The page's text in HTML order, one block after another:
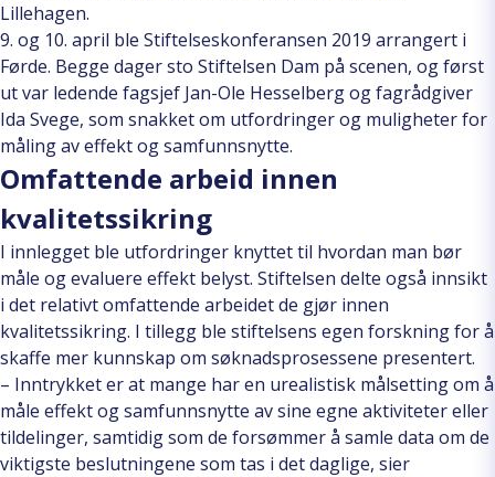
Lillehagen.
9. og 10. april ble Stiftelseskonferansen 2019 arrangert i
Førde. Begge dager sto Stiftelsen Dam på scenen, og først
ut var ledende fagsjef Jan-Ole Hesselberg og fagrådgiver
Ida Svege, som snakket om utfordringer og muligheter for
måling av effekt og samfunnsnytte.
Omfattende arbeid innen
kvalitetssikring
I innlegget ble utfordringer knyttet til hvordan man bør
måle og evaluere effekt belyst. Stiftelsen delte også innsikt
i det relativt omfattende arbeidet de gjør innen
kvalitetssikring. I tillegg ble stiftelsens egen forskning for å
skaffe mer kunnskap om søknadsprosessene presentert.
– Inntrykket er at mange har en urealistisk målsetting om å
måle effekt og samfunnsnytte av sine egne aktiviteter eller
tildelinger, samtidig som de forsømmer å samle data om de
viktigste beslutningene som tas i det daglige, sier